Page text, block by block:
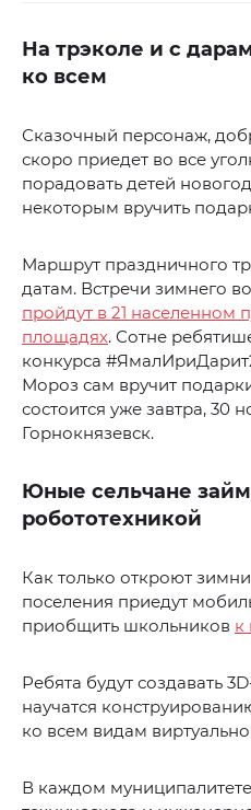
На трэколе и с
ко всем
Сказочный персонаж,
скоро приедет во все
порадовать детей
некоторым вручить
Маршрут праздничного
датам. Встречи зимнего
пройдут в 21 населенном
площадях. Сотне
конкурса
Мороз сам вручит
состоится уже завтра, 30
Горнокнязевск.
Юные сельчане
робототехникой
Как только откроют
поселения приедут
приобщить школьников к
Ребята будут создавать
научатся
ко всем видам
В каждом